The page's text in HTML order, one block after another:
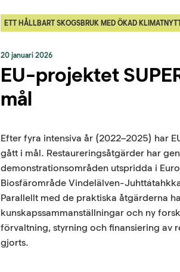
ETT HÅLLBART SKOGSBRUK MED ÖKAD
20 januari 2026
EU-projektet
mål
Efter fyra intensiva år (2022–2025) har
gått i mål. Restaureringsåtgärder har
demonstrationsområden utspridda i
Biosfärområde Vindelälven-
Parallellt med de praktiska åtgärderna
kunskapssammanställningar och ny
förvaltning, styrning och finansiering av
gjorts.